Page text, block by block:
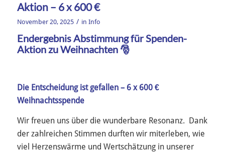
Aktion – 6 x 600 €
November 20, 2025 / in Info
Endergebnis Abstimmung für Spenden-
Aktion zu Weihnachten 🎅
Die Entscheidung ist gefallen – 6 x 600 €
Weihnachtsspende
Wir freuen uns über die wunderbare Resonanz. Dank
der zahlreichen Stimmen durften wir miterleben, wie
viel Herzenswärme und Wertschätzung in unserer